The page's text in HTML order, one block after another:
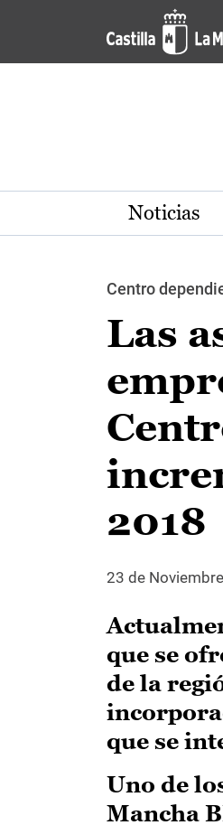
Pasar al contenido principal
Noticias
Centro
Las
2018
23 de
que se
de la
que se
Uno de
Mancha